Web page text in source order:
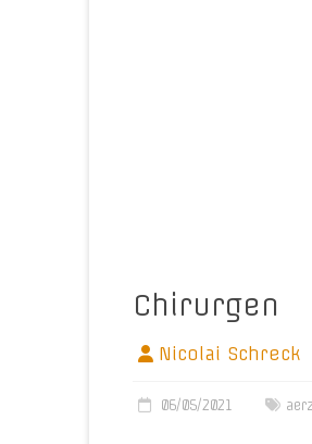
Chirurgen
Nicolai Schreck
06/05/2021